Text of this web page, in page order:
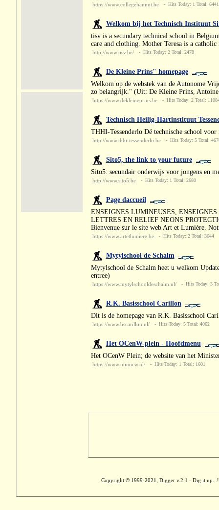
https://www.collegehannut.be - Hits Today: 1 Total: 6441
Welkom bij het Technisch Instituut
tisv is a secundary technical school in
care and clothing. Mother Teresa is a
http://www.tisv.be/ - Hits Today: 2 Total: 2478
De Kleine Prins" homepage
Welkom op de webstek van de Autonome
zo belangrijk." (Uit: De Kleine Prins, Antoine
https://www.dekleineprins.be - Hits Today: 2 Total:
Technisch Heilig-Hartinstituut
THHI-Tessenderlo Dé technische school voor
http://www.thhi-tessenderlo.be - Hits Today: 5 Total:
Sito5, the link to your future
Sito5: secundair onderwijs voor jongens en
http://www.sito5.be - Hits Today: 1 Total: 2680
Page daccueil
ENSEIGNES LUMINEUSES,
LETTRES EN RELIEF NEONS
Bienvenue sur le site web Art et Lumière.
https://www.artetlumiere.be - Hits Today: 2 Total: 3644
Mytylschool de Schalm
Mytylschool de Schalm heet u welkom
entree)
https://www.mytylschooldeschalm.nl/ - Hits Today: 3
R.K. Basisschool Carillon
Dit is de homepage van R.K. Basisschool
https://www.bscarillon.nl/ - Hits Today: 5 Total: 4062
Het OCenW-plein - Hoofdmenu
Het OCenW Plein; de website van het
https://www.minocw.nl/ - Hits Today: 1 Total: 1601
Copyright © 1999-2021, Digger v.2.1 - Dig it